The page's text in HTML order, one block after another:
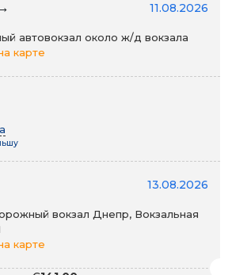
11.08.2026
автовокзал около ж/д вокзала
карте
13.08.2026
вокзал Днепр, Вокзальная
карте